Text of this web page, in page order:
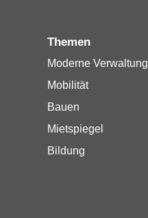
Themen
Moderne Verwaltung
Mobilität
Bauen
Mietspiegel
Bildung